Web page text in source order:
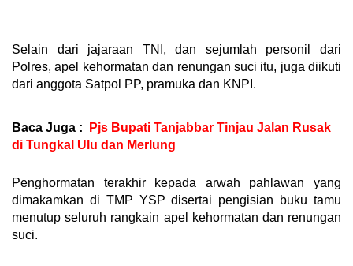
Selain dari jajaraan TNI, dan sejumlah personil dari
Polres, apel kehormatan dan renungan suci itu, juga diikuti
dari anggota Satpol PP, pramuka dan KNPI.
Baca Juga :
Pjs Bupati Tanjabbar Tinjau Jalan Rusak
di Tungkal Ulu dan Merlung
Penghormatan terakhir kepada arwah pahlawan yang
dimakamkan di TMP YSP disertai pengisian buku tamu
menutup seluruh rangkain apel kehormatan dan renungan
suci.